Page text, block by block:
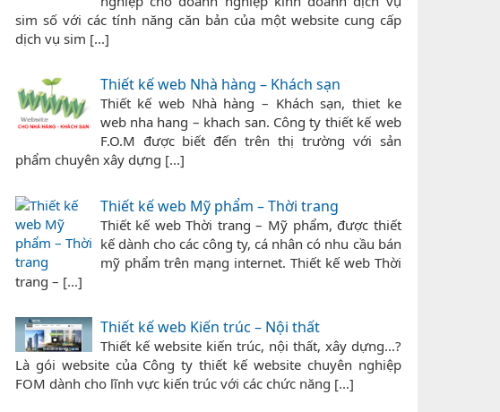
sim số với các tính năng căn bản của một website cung cấp
dịch vụ sim [...]
Thiết kế web Nhà hàng – Khách sạn
Thiết kế web Nhà hàng – Khách sạn, thiet ke
web nha hang – khach san. Công ty thiết kế web
F.O.M được biết đến trên thị trường với sản
phẩm chuyên xây dựng [...]
Thiết kế web Mỹ phẩm – Thời trang
Thiết kế web Thời trang – Mỹ phẩm, được thiết
kế dành cho các công ty, cá nhân có nhu cầu bán
mỹ phẩm trên mạng internet. Thiết kế web Thời
trang – [...]
Thiết kế web Kiến trúc – Nội thất
Thiết kế website kiến trúc, nội thất, xây dựng…?
Là gói website của Công ty thiết kế website chuyên nghiệp
FOM dành cho lĩnh vực kiến trúc với các chức năng [...]